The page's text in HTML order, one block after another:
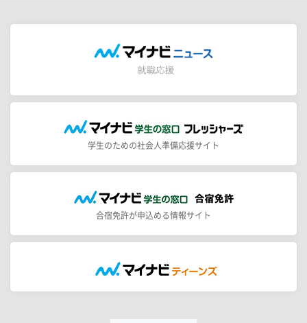
学生のための社会人準備応援サイト
合宿免許が申込める情報サイト